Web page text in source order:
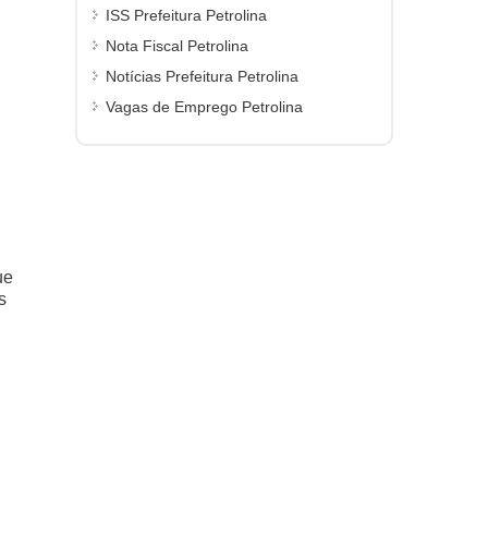
ISS Prefeitura Petrolina
Nota Fiscal Petrolina
Notícias Prefeitura Petrolina
Vagas de Emprego Petrolina